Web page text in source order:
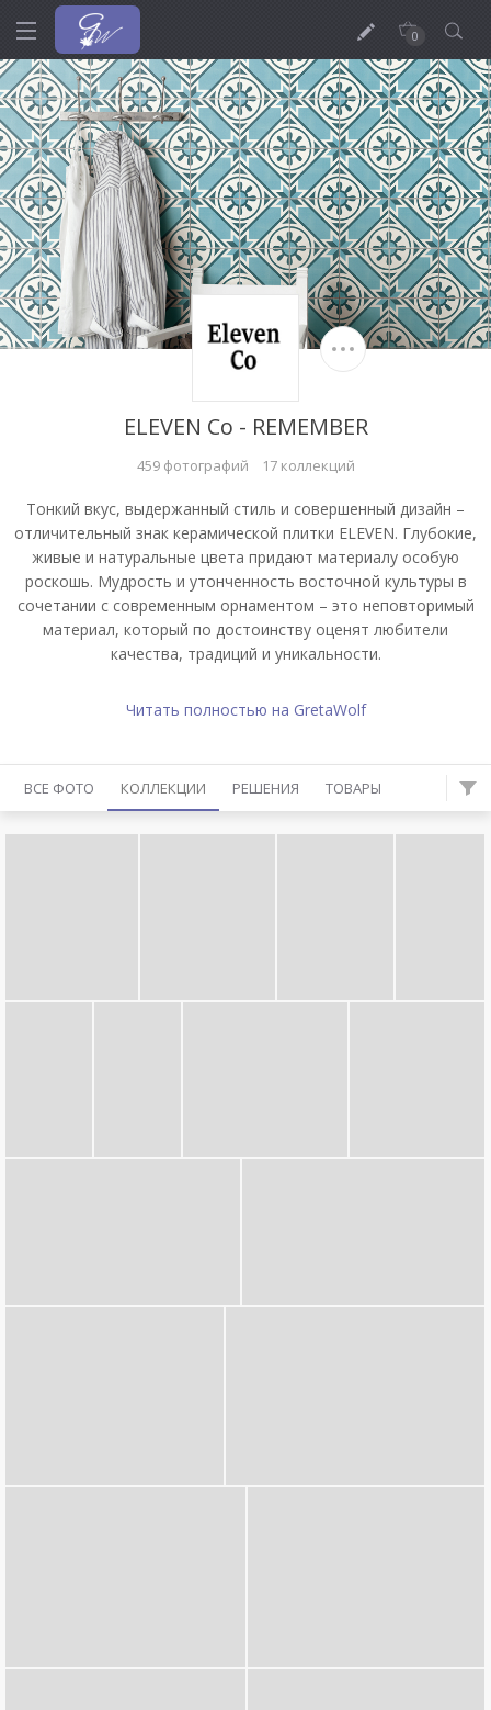
0
ELEVEN Co - REMEMBER
459 фотографий 17 коллекций
Тонкий вкус, выдержанный стиль и совершенный дизайн –
отличительный знак керамической плитки ELEVEN. Глубокие,
живые и натуральные цвета придают материалу особую
роскошь. Мудрость и утонченность восточной культуры в
сочетании с современным орнаментом – это неповторимый
материал, который по достоинству оценят любители
качества, традиций и уникальности.
Читать полностью на GretaWolf
ВСЕ ФОТО КОЛЛЕКЦИИ РЕШЕНИЯ ТОВАРЫ